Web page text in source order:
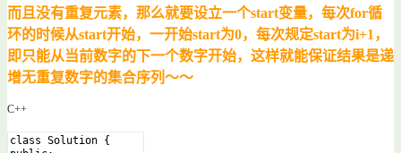
而且没有重复元素，那么就要设立一个start变量，每次for循
环的时候从start开始，一开始start为0，每次规定start为i+1，
即只能从当前数字的下一个数字开始，这样就能保证结果是递
增无重复数字的集合序列～～
C++